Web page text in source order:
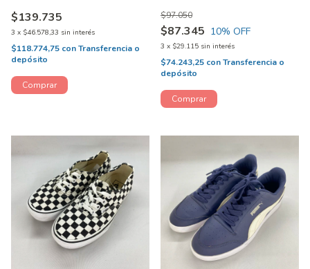
$139.735
3 x $46.578,33 sin interés
$118.774,75 conTransferencia o
depósito
$87.345
$97.050
10% OFF
3 x $29.115 sin interés
$74.243,25 conTransferencia o
depósito